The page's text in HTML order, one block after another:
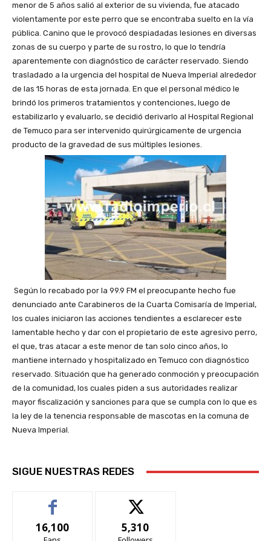
menor de 5 años salió al exterior de su vivienda, fue atacado
violentamente por este perro que se encontraba suelto en la vía
pública. Canino que le provocó despiadadas lesiones en diversas
zonas de su cuerpo y parte de su rostro, lo que lo tendría
aparentemente con diagnóstico de carácter reservado. Siendo
trasladado a la urgencia del hospital de Nueva Imperial alrededor
de las 15 horas de esta jornada. En que el personal médico le
brindó los primeros tratamientos y contenciones, luego de
estabilizarlo y evaluarlo, se decidió derivarlo al Hospital Regional
de Temuco para ser intervenido quirúrgicamente de urgencia
producto de la gravedad de sus múltiples lesiones.
Según lo recabado por la 99.9 FM el preocupante hecho fue
denunciado ante Carabineros de la Cuarta Comisaría de Imperial,
los cuales iniciaron las acciones tendientes a esclarecer este
lamentable hecho y dar con el propietario de este agresivo perro,
el que, tras atacar a este menor de tan solo cinco años, lo
mantiene internado y hospitalizado en Temuco con diagnóstico
reservado. Situación que ha generado conmoción y preocupación
de la comunidad, los cuales piden a sus autoridades realizar
mayor fiscalización y sanciones para que se cumpla con lo que es
la ley de la tenencia responsable de mascotas en la comuna de
Nueva Imperial.
SIGUE NUESTRAS REDES
16,100 5,310